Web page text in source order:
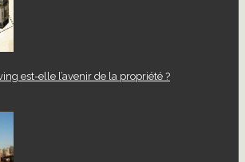
est-elle l’avenir de la propriété ?